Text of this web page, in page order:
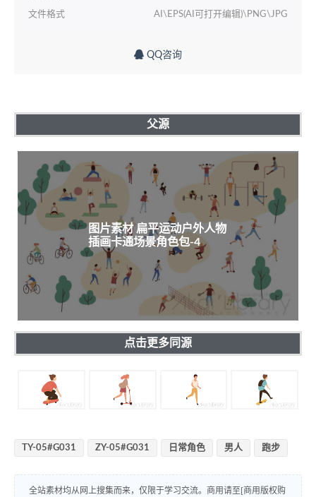
文件格式 AI\EPS(AI可打开编辑)\PNG\JPG
QQ咨询
父源
图片素材 扁平运动户外人物
插画卡通场景角色包-4
点击更多同源
TY-05#G031 ZY-05#G031 日常角色 男人 跑步
全站素材均从网上搜集而来，仅限于学习交流。商用请至[商用版权购